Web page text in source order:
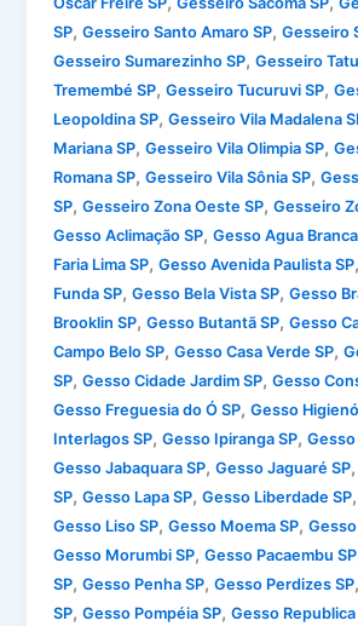
SP,Gesseiro Santo Amaro SP,Gesseiro
Gesseiro Sumarezinho SP,Gesseiro
Tremembé SP,Gesseiro Tucuruvi SP,
Leopoldina SP,Gesseiro Vila Madalena
Mariana SP,Gesseiro Vila Olimpia SP,
Romana SP,Gesseiro Vila Sônia SP,
SP,Gesseiro Zona Oeste SP,Gesseiro
Gesso Aclimação SP,Gesso Agua
Faria Lima SP,Gesso Avenida Paulista SP
Funda SP,Gesso Bela Vista SP,Gesso
Brooklin SP,Gesso Butantã SP,Gesso
Campo Belo SP,Gesso Casa Verde SP,
SP,Gesso Cidade Jardim SP,Gesso
Gesso Freguesia do Ó SP,Gesso
Interlagos SP,Gesso Ipiranga SP,Gesso
Gesso Jabaquara SP,Gesso Jaguaré SP
SP,Gesso Lapa SP,Gesso Liberdade SP
Gesso Liso SP,Gesso Moema SP,
Gesso Morumbi SP,Gesso Pacaembu SP
SP,Gesso Penha SP,Gesso Perdizes SP
SP,Gesso Pompéia SP,Gesso Republica